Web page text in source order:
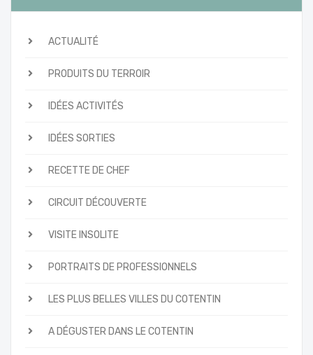
ACTUALITÉ
PRODUITS DU TERROIR
IDÉES ACTIVITÉS
IDÉES SORTIES
RECETTE DE CHEF
CIRCUIT DÉCOUVERTE
VISITE INSOLITE
PORTRAITS DE PROFESSIONNELS
LES PLUS BELLES VILLES DU COTENTIN
A DÉGUSTER DANS LE COTENTIN